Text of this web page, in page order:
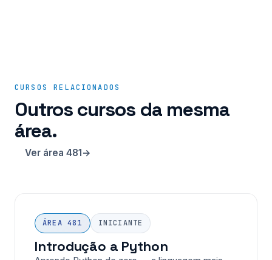
CURSOS RELACIONADOS
Outros cursos da mesma
área.
Ver área 481
ÁREA 481 INICIANTE
Introdução a Python